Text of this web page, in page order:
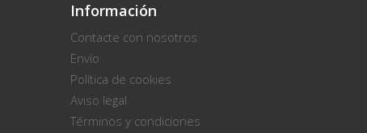
Información
Contacte con nosotros
Envío
Política de cookies
Aviso legal
Términos y condiciones